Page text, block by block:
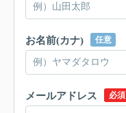
お名前(カナ) 任意
メールアドレス 必須